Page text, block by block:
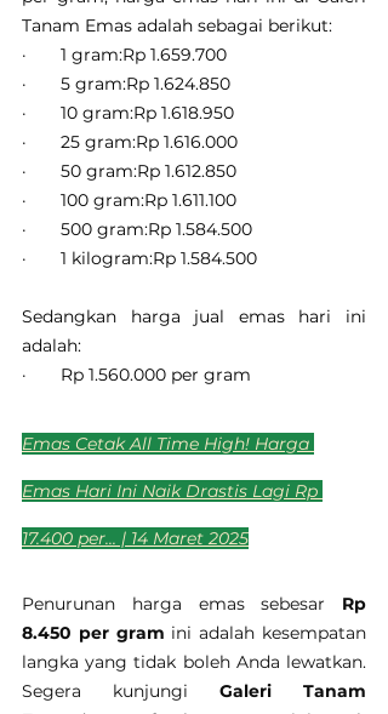
Tanam Emas adalah sebagai berikut:
·       1 gram:Rp 1.659.700
·       5 gram:Rp 1.624.850
·       10 gram:Rp 1.618.950
·       25 gram:Rp 1.616.000
·       50 gram:Rp 1.612.850
·       100 gram:Rp 1.611.100
·       500 gram:Rp 1.584.500
·       1 kilogram:Rp 1.584.500
Sedangkan harga jual emas hari ini
adalah:
·       Rp 1.560.000 per gram
Emas Cetak All Time High! Harga
Emas Hari Ini Naik Drastis Lagi Rp
17.400 per... | 14 Maret 2025
Penurunan harga emas sebesar Rp
8.450 per gram ini adalah kesempatan
langka yang tidak boleh Anda lewatkan.
Segera kunjungi Galeri Tanam